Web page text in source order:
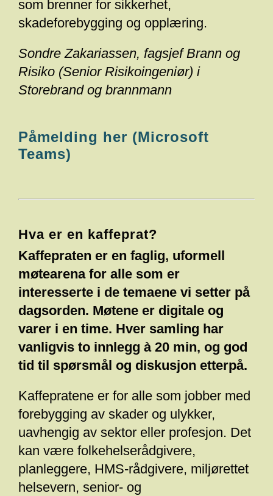
som brenner for sikkerhet,
skadeforebygging og opplæring.
Sondre Zakariassen, fagsjef Brann og
Risiko (Senior Risikoingeniør) i
Storebrand og brannmann
Påmelding her (Microsoft
Teams)
Hva er en kaffeprat?
Kaffepraten er en faglig, uformell
møtearena for alle som er
interesserte i de temaene vi setter på
dagsorden. Møtene er digitale og
varer i en time. Hver samling har
vanligvis to innlegg à 20 min, og god
tid til spørsmål og diskusjon etterpå.
Kaffepratene er for alle som jobber med
forebygging av skader og ulykker,
uavhengig av sektor eller profesjon. Det
kan være folkehelserådgivere,
planleggere, HMS-rådgivere, miljørettet
helsevern, senior- og